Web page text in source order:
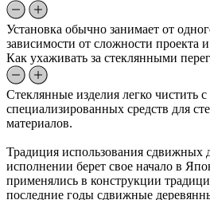
Установка обычно занимает от
зависимости от сложности проекта
Как ухаживать за стеклянными
Стеклянные изделия легко чистить
специализированных средств для
материалов.
Традиция использования сдвижных
исполнении берет свое начало в
применялись в конструкции
последние годы сдвижные